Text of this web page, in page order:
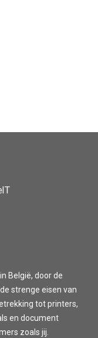
België, door de
strenge eisen van
tot printers,
en document
zoals jij.